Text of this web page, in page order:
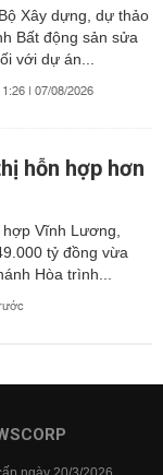
Xây dựng, dự thảo
Bất động sản sửa
với dự án...
| 07/08/2026
hỗn hợp hơn
Vĩnh Lương,
tỷ đồng vừa
Hòa trình...